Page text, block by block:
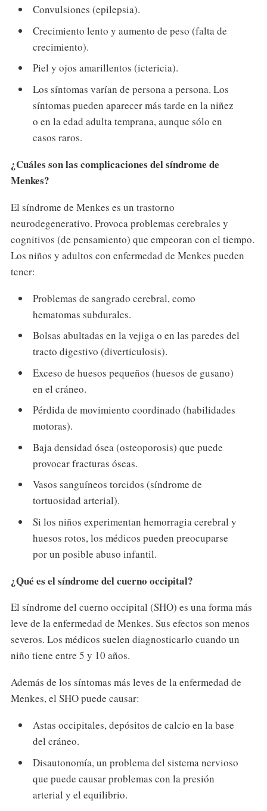
Convulsiones (epilepsia).
Crecimiento lento y aumento de peso (falta de
crecimiento).
Piel y ojos amarillentos (ictericia).
Los síntomas varían de persona a persona. Los
síntomas pueden aparecer más tarde en la niñez
o en la edad adulta temprana, aunque sólo en
casos raros.
¿Cuáles son las complicaciones del síndrome de
Menkes?
El síndrome de Menkes es un trastorno
neurodegenerativo. Provoca problemas cerebrales y
cognitivos (de pensamiento) que empeoran con el tiempo.
Los niños y adultos con enfermedad de Menkes pueden
tener:
Problemas de sangrado cerebral, como
hematomas subdurales.
Bolsas abultadas en la vejiga o en las paredes del
tracto digestivo (diverticulosis).
Exceso de huesos pequeños (huesos de gusano)
en el cráneo.
Pérdida de movimiento coordinado (habilidades
motoras).
Baja densidad ósea (osteoporosis) que puede
provocar fracturas óseas.
Vasos sanguíneos torcidos (síndrome de
tortuosidad arterial).
Si los niños experimentan hemorragia cerebral y
huesos rotos, los médicos pueden preocuparse
por un posible abuso infantil.
¿Qué es el síndrome del cuerno occipital?
El síndrome del cuerno occipital (SHO) es una forma más
leve de la enfermedad de Menkes. Sus efectos son menos
severos. Los médicos suelen diagnosticarlo cuando un
niño tiene entre 5 y 10 años.
Además de los síntomas más leves de la enfermedad de
Menkes, el SHO puede causar:
Astas occipitales, depósitos de calcio en la base
del cráneo.
Disautonomía, un problema del sistema nervioso
que puede causar problemas con la presión
arterial y el equilibrio.